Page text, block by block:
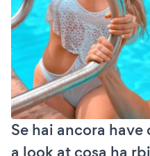
Se hai ancora